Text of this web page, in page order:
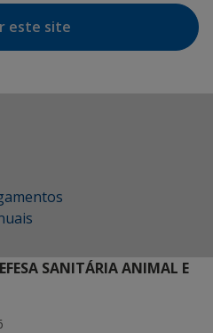
este site
SANITÁRIA ANIMAL E